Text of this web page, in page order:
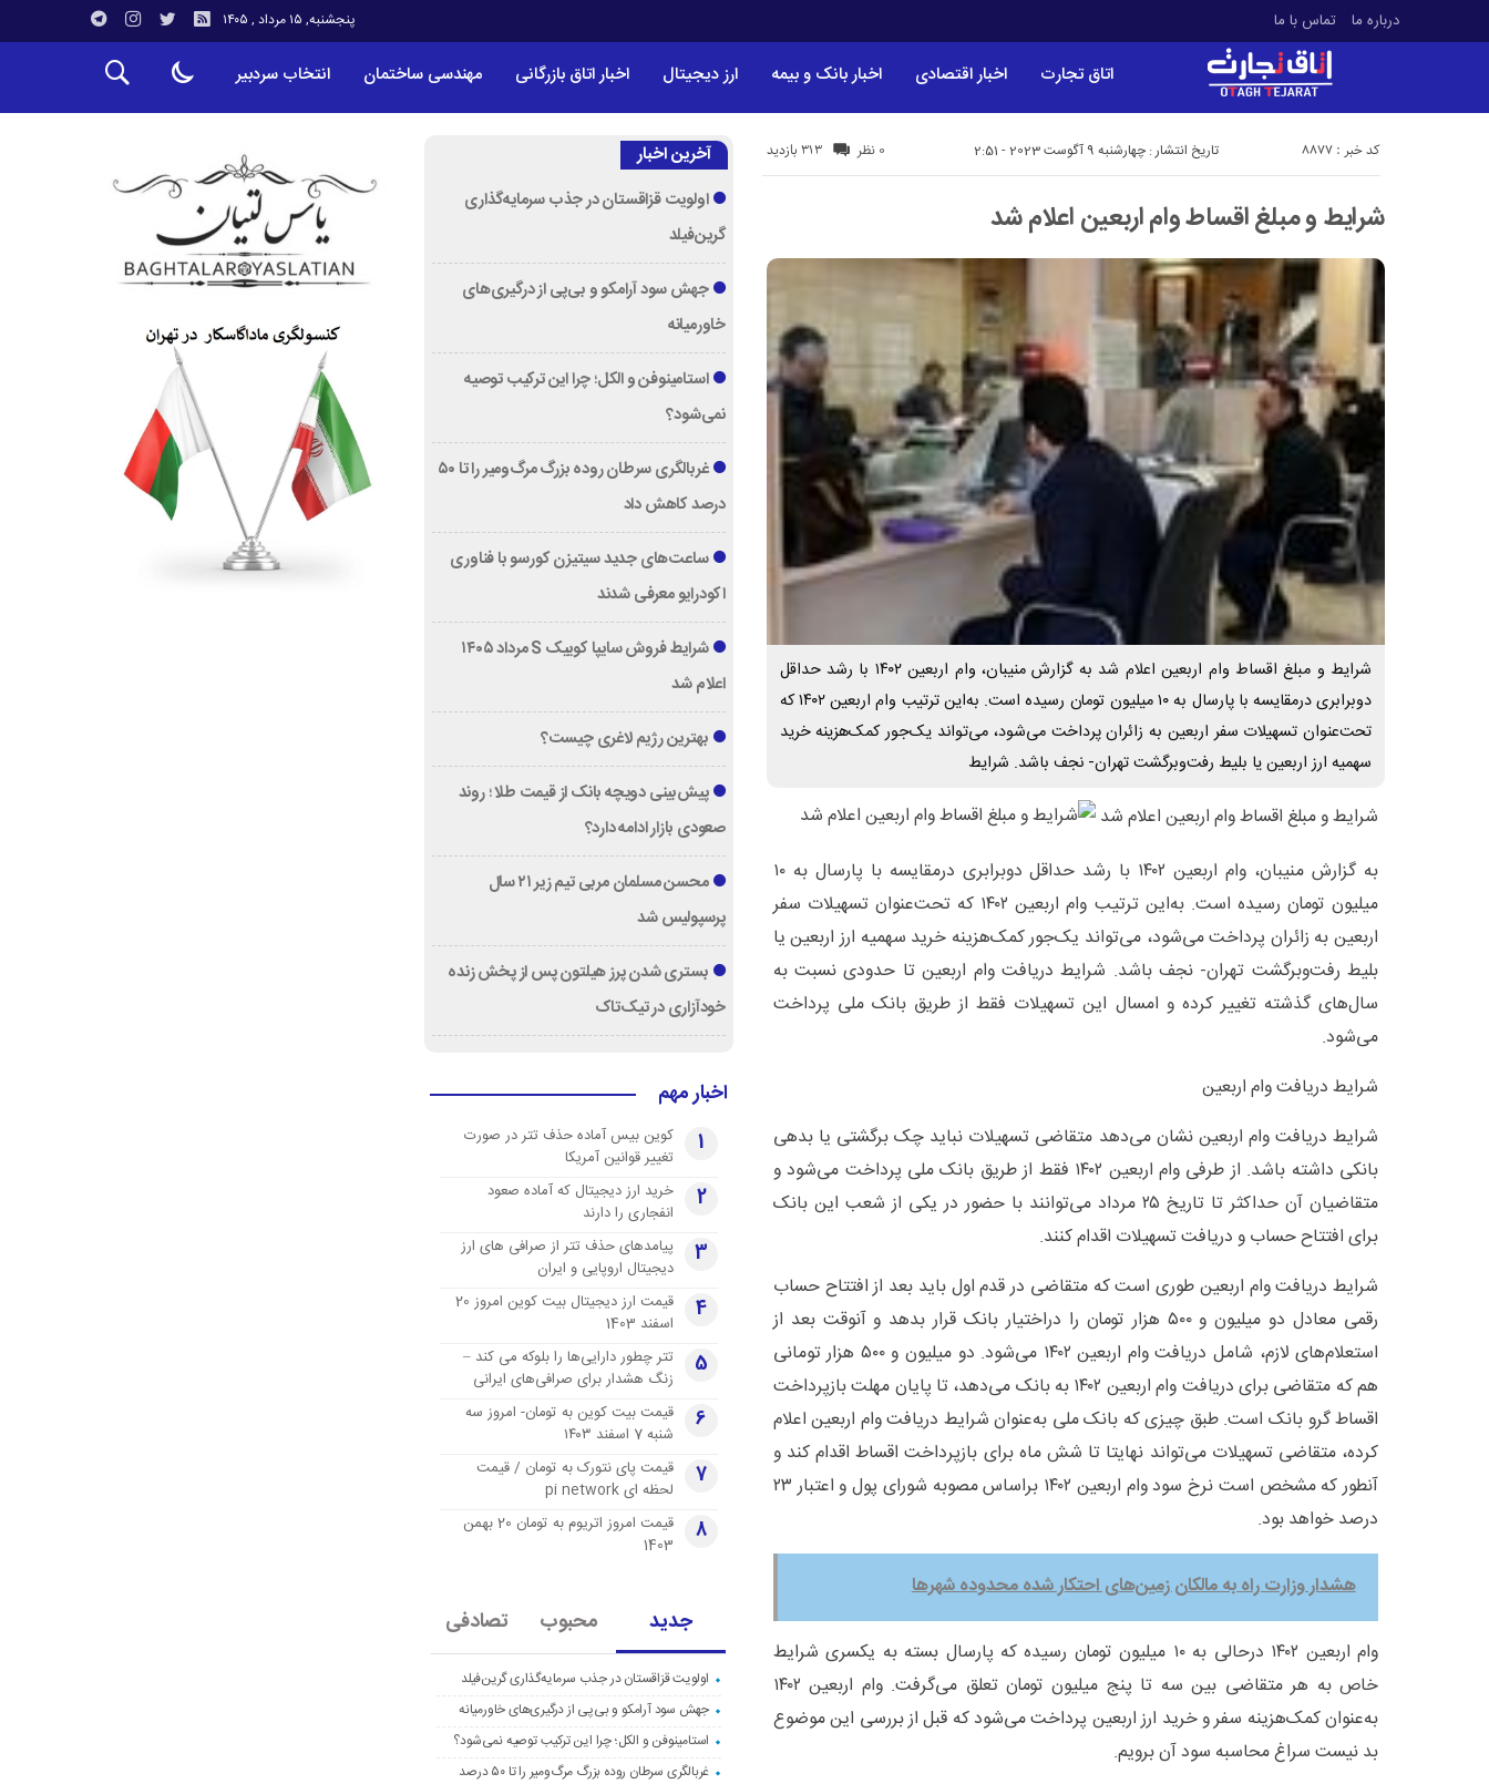
درباره ما تماس با ما پنجشنبه, ۱۵ مرداد , ۱۴۰۵
اتاق تجارت اخبار اقتصادی اخبار بانک و بیمه ارز دیجیتال اخبار اتاق بازرگانی مهندسی ساختمان انتخاب سردبیر
تاریخ انتشار : چهارشنبه 9 آگوست 2023 - 2:51 313 بازدید کد خبر : 8877 0 نظر
شرایط و مبلغ اقساط وام اربعین اعلام شد
شرایط و مبلغ اقساط وام اربعین اعلام شد به گزارش منیبان، وام اربعین ۱۴۰۲ با رشد حداقل
دوبرابری درمقایسه با پارسال به ۱۰ میلیون تومان رسیده است. به‌این ترتیب وام اربعین ۱۴۰۲ که
تحت‌عنوان تسهیلات سفر اربعین به زائران پرداخت می‌شود، می‌تواند یک‌جور کمک‌هزینه خرید
سهمیه ارز اربعین یا بلیط رفت‌وبرگشت تهران- نجف باشد. شرایط
شرایط و مبلغ اقساط وام اربعین اعلام شد
به گزارش منیبان، وام اربعین ۱۴۰۲ با رشد حداقل دوبرابری درمقایسه با پارسال به ۱۰
میلیون تومان رسیده است. به‌این ترتیب وام اربعین ۱۴۰۲ که تحت‌عنوان تسهیلات سفر
اربعین به زائران پرداخت می‌شود، می‌تواند یک‌جور کمک‌هزینه خرید سهمیه ارز اربعین یا
بلیط رفت‌وبرگشت تهران- نجف باشد. شرایط دریافت وام اربعین تا حدودی نسبت به
سال‌های گذشته تغییر کرده و امسال این تسهیلات فقط از طریق بانک ملی پرداخت
می‌شود.
شرایط دریافت وام اربعین
شرایط دریافت وام اربعین نشان می‌دهد متقاضی تسهیلات نباید چک برگشتی یا بدهی
بانکی داشته باشد. از طرفی وام اربعین ۱۴۰۲ فقط از طریق بانک ملی پرداخت می‌شود و
متقاضیان آن حداکثر تا تاریخ ۲۵ مرداد می‌توانند با حضور در یکی از شعب این بانک
برای افتتاح حساب و دریافت تسهیلات اقدام کنند.
شرایط دریافت وام اربعین طوری است که متقاضی در قدم اول باید بعد از افتتاح حساب
رقمی معادل دو میلیون و ۵۰۰ هزار تومان را دراختیار بانک قرار بدهد و آنوقت بعد از
استعلام‌های لازم، شامل دریافت وام اربعین ۱۴۰۲ می‌شود. دو میلیون و ۵۰۰ هزار تومانی
هم که متقاضی برای دریافت وام اربعین ۱۴۰۲ به بانک می‌دهد، تا پایان مهلت بازپرداخت
اقساط گرو بانک است. طبق چیزی که بانک ملی به‌عنوان شرایط دریافت وام اربعین اعلام
کرده، متقاضی تسهیلات می‌تواند نهایتا تا شش ماه برای بازپرداخت اقساط اقدام کند و
آنطور که مشخص است نرخ سود وام اربعین ۱۴۰۲ براساس مصوبه شورای پول و اعتبار ۲۳
درصد خواهد بود.
هشدار وزارت راه به مالکان زمین‌های احتکار شده محدوده شهرها
وام اربعین ۱۴۰۲ درحالی به ۱۰ میلیون تومان رسیده که پارسال بسته به یکسری شرایط
خاص به هر متقاضی بین سه تا پنج میلیون تومان تعلق می‌گرفت. وام اربعین ۱۴۰۲
به‌عنوان کمک‌هزینه سفر و خرید ارز اربعین پرداخت می‌شود که قبل از بررسی این موضوع
بد نیست سراغ محاسبه سود آن برویم.
آخرین اخبار
اولویت قزاقستان در جذب سرمایه‌گذاری
گرین‌فیلد
جهش سود آرامکو و بی‌پی از درگیری‌های
خاورمیانه
استامینوفن و الکل؛ چرا این ترکیب توصیه
نمی‌شود؟
غربالگری سرطان روده بزرگ مرگ‌ومیر را تا ۵۰
درصد کاهش داد
ساعت‌های جدید سیتیزن کورسو با فناوری
اکودرایو معرفی شدند
شرایط فروش سایپا کوییک S مرداد ۱۴۰۵
اعلام شد
بهترین رژیم لاغری چیست؟
پیش‌بینی دویچه‌ بانک از قیمت طلا ؛ روند
صعودی بازار ادامه دارد؟
محسن مسلمان مربی تیم زیر ۲۱ سال
پرسپولیس شد
بستری شدن پرز هیلتون پس از پخش زنده
خودآزاری در تیک‌تاک
اخبار مهم
1
کوین بیس آماده حذف تتر در صورت
تغییر قوانین آمریکا
2
خرید ارز دیجیتال که آماده صعود
انفجاری را دارند
3
پیامدهای حذف تتر از صرافی های ارز
دیجیتال اروپایی و ایران
4
قیمت ارز دیجیتال بیت کوین امروز 20
اسفند 1403
5
تتر چطور دارایی‌ها را بلوکه می کند –
زنگ هشدار برای صرافی‌های ایرانی
6
قیمت بیت کوین به تومان- امروز سه
شنبه 7 اسفند ۱۴۰۳
7
قیمت پای نتورک به تومان / قیمت
لحظه ای pi network
8
قیمت امروز اتریوم به تومان 20 بهمن
1403
جدید محبوب تصادفی
اولویت قزاقستان در جذب سرمایه‌گذاری گرین‌فیلد
جهش سود آرامکو و بی‌پی از درگیری‌های خاورمیانه
استامینوفن و الکل؛ چرا این ترکیب توصیه نمی‌شود؟
غربالگری سرطان روده بزرگ مرگ‌ومیر را تا ۵۰ درصد